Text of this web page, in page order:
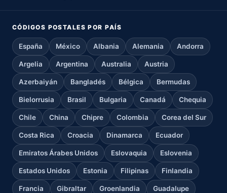
CÓDIGOS POSTALES POR PAÍS
España México Albania Alemania Andorra
Argelia Argentina Australia Austria
Azerbaiyán Bangladés Bélgica Bermudas
Bielorrusia Brasil Bulgaria Canadá Chequia
Chile China Chipre Colombia Corea del Sur
Costa Rica Croacia Dinamarca Ecuador
Emiratos Árabes Unidos Eslovaquia Eslovenia
Estados Unidos Estonia Filipinas Finlandia
Francia Gibraltar Groenlandia Guadalupe